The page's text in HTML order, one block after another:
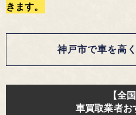
きます。
神戸市で車を高
【全
車買取業者お